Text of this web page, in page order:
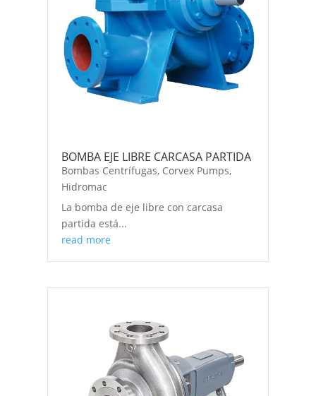
BOMBA EJE LIBRE CARCASA PARTIDA
Bombas Centrífugas, Corvex Pumps,
Hidromac
La bomba de eje libre con carcasa
partida está...
read more